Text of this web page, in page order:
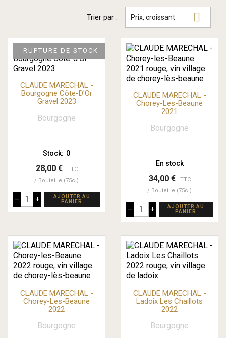
Trier par : Prix, croissant 
CLAUDE MARECHAL -
Bourgogne Côte-D'Or
Gravel 2023
Bourgogne
Stock: 0
28,00 €
TTC
Bouteille (75cl)
– +
AJOUTER AU
PANIER
RUPTURE DE STOCK
CLAUDE MARECHAL -
Chorey-Les-Beaune
2021
Bourgogne
En stock
34,00 €
TTC
Bouteille (75cl)
– +
AJOUTER AU
PANIER
CLAUDE MARECHAL -
Chorey-Les-Beaune
2022
Bourgogne
CLAUDE MARECHAL -
Ladoix Les Chaillots
2022
Bourgogne